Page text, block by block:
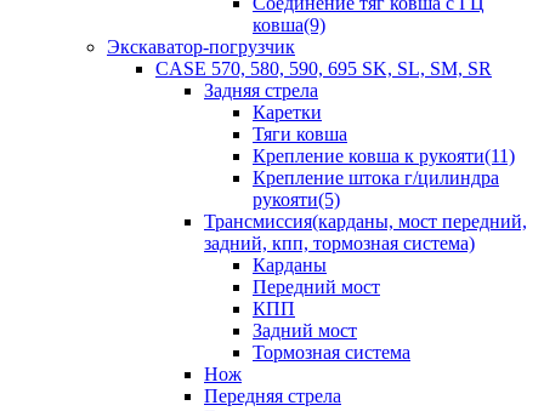
ковша(9)
Экскаватор-погрузчик
CASE 570, 580, 590, 695 SK, SL, SM, SR
Задняя стрела
Каретки
Тяги ковша
Крепление ковша к рукояти(11)
Крепление штока г/цилиндра
рукояти(5)
Трансмиссия(карданы, мост передний,
задний, кпп, тормозная система)
Карданы
Передний мост
КПП
Задний мост
Тормозная система
Нож
Передняя стрела